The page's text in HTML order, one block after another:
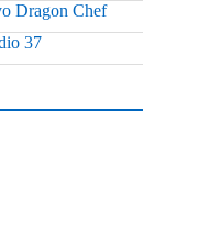
Dragon Chef
37